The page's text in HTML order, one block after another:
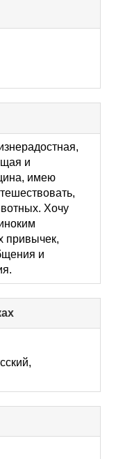
и
имею
Хочу
привычек,
и
to
contents